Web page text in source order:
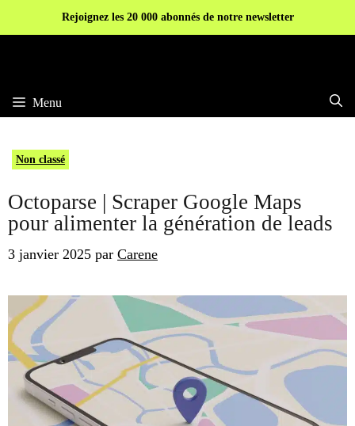
Rejoignez les 20 000 abonnés de notre newsletter
Menu
Non classé
Octoparse | Scraper Google Maps
pour alimenter la génération de leads
3 janvier 2025 par Carene